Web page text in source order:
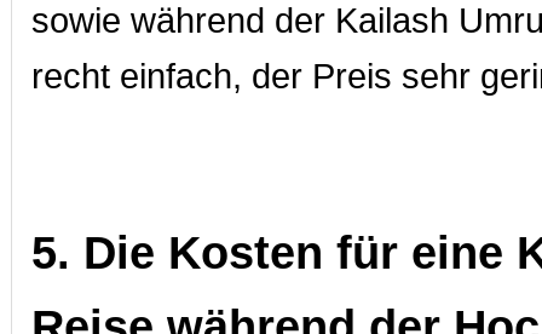
sowie während der Kailash
recht einfach, der Preis sehr
5. Die Kosten für eine